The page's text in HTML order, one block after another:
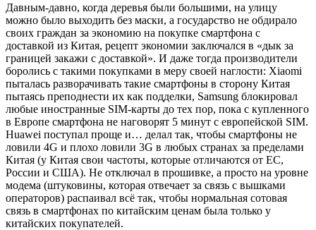
Давным-давно, когда деревья были большими, на улицу
можно было выходить без маски, а государство не обдирало
своих граждан за экономию на покупке смартфона с
доставкой из Китая, рецепт экономии заключался в «дык за
границей закажи с доставкой». И даже тогда производители
боролись с такими покупками в меру своей наглости: Xiaomi
пыталась разворачивать такие смартфоны в сторону Китая
пытаясь преподнести их как подделки, Samsung блокировал
любые иностранные SIM-карты до тех пор, пока с купленного
в Европе смартфона не наговорят 5 минут с европейской SIM.
Huawei поступал проще и… делал так, чтобы смартфоны не
ловили 4G и плохо ловили 3G в любых странах за пределами
Китая (у Китая свои частоты, которые отличаются от ЕС,
России и США). Не отключал в прошивке, а просто на уровне
модема (штуковины, которая отвечает за связь с вышками
операторов) распаивал всё так, чтобы нормальная сотовая
связь в смартфонах по китайским ценам была только у
китайских покупателей.